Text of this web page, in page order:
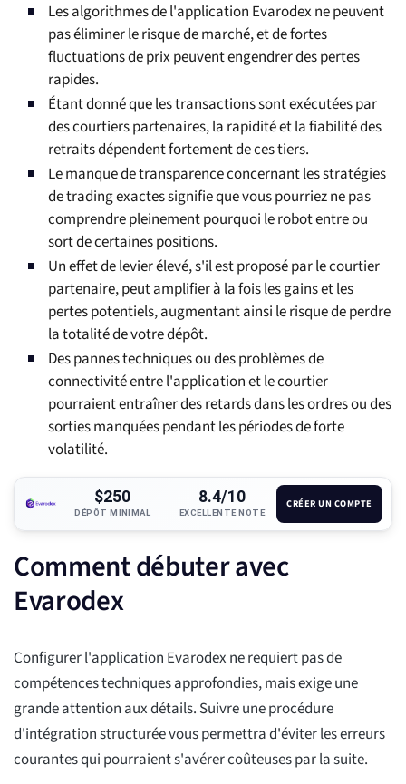
Les algorithmes de l'application Evarodex ne peuvent
pas éliminer le risque de marché, et de fortes
fluctuations de prix peuvent engendrer des pertes
rapides.
Étant donné que les transactions sont exécutées par
des courtiers partenaires, la rapidité et la fiabilité des
retraits dépendent fortement de ces tiers.
Le manque de transparence concernant les stratégies
de trading exactes signifie que vous pourriez ne pas
comprendre pleinement pourquoi le robot entre ou
sort de certaines positions.
Un effet de levier élevé, s'il est proposé par le courtier
partenaire, peut amplifier à la fois les gains et les
pertes potentiels, augmentant ainsi le risque de perdre
la totalité de votre dépôt.
Des pannes techniques ou des problèmes de
connectivité entre l'application et le courtier
pourraient entraîner des retards dans les ordres ou des
sorties manquées pendant les périodes de forte
volatilité.
$250
DÉPÔT MINIMAL
8.4/10
EXCELLENTE NOTE
CRÉER UN COMPTE
Comment débuter avec
Evarodex
Configurer l'application Evarodex ne requiert pas de
compétences techniques approfondies, mais exige une
grande attention aux détails. Suivre une procédure
d'intégration structurée vous permettra d'éviter les erreurs
courantes qui pourraient s'avérer coûteuses par la suite.